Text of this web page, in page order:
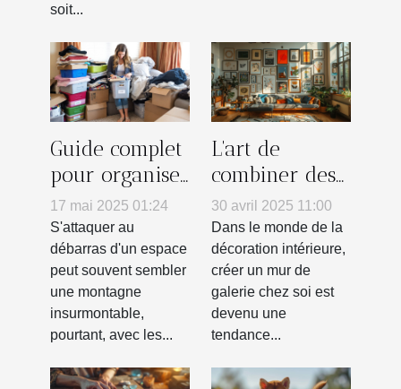
soit...
Guide complet
pour organiser
un débarras
efficace de
votre espace
17 mai 2025 01:24
S'attaquer au
débarras d'un espace
peut souvent sembler
une montagne
insurmontable,
pourtant, avec les...
L'art de
combiner des
posters pour
créer un mur
de galerie
chez soi
30 avril 2025 11:00
Dans le monde de la
décoration intérieure,
créer un mur de
galerie chez soi est
devenu une
tendance...